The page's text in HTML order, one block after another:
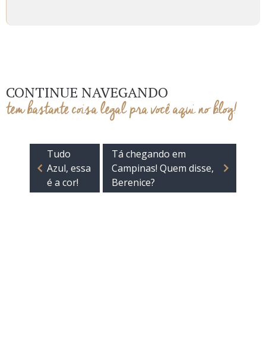
CONTINUE NAVEGANDO
tem bastante coisa legal pra você aqui no blog!
Tudo
Azul, essa
é a cor!
Tá chegando em
Campinas! Quem disse,
Berenice?